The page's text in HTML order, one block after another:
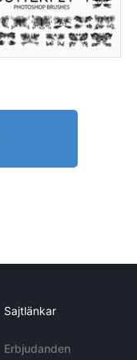
Sajtlänkar
Erbjudanden